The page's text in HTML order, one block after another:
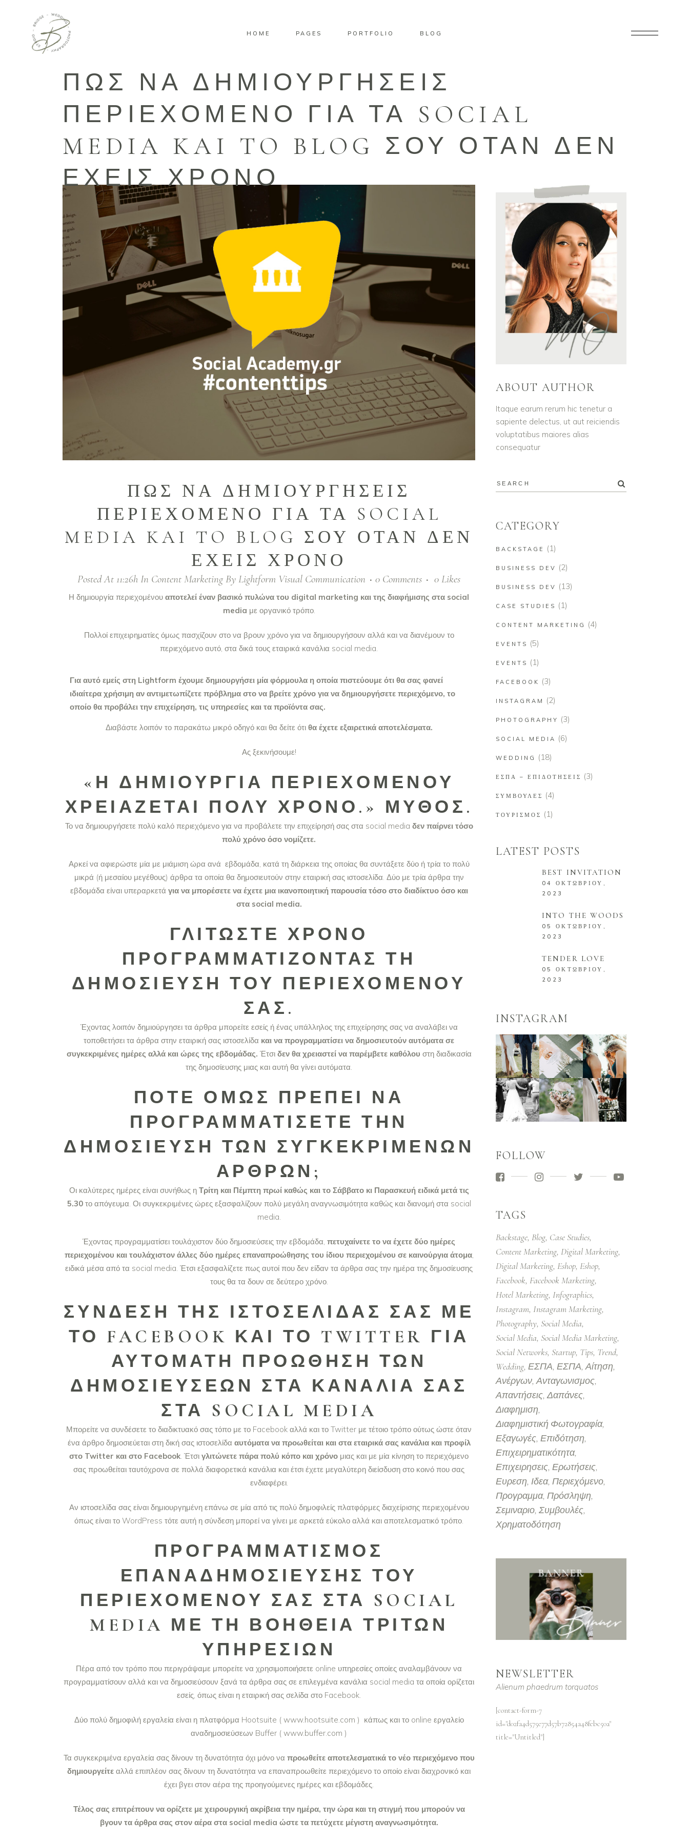
HOME PAGES PORTFOLIO BLOG
ΠΩΣ ΝΑ ΔΗΜΙΟΥΡΓΗΣΕΙΣ
ΠΕΡΙΕΧΟΜΕΝΟ ΓΙΑ ΤΑ SOCIAL
MEDIA KAI TO BLOG ΣΟΥ ΟΤΑΝ ΔΕΝ
ΕΧΕΙΣ ΧΡΟΝΟ
ΠΩΣ ΝΑ ΔΗΜΙΟΥΡΓΗΣΕΙΣ
ΠΕΡΙΕΧΟΜΕΝΟ ΓΙΑ ΤΑ SOCIAL
MEDIA KAI TO BLOG ΣΟΥ ΟΤΑΝ ΔΕΝ
ΕΧΕΙΣ ΧΡΟΝΟ
Posted At 11:26h In Content Marketing By Lightform Visual Communication 0 Comments 0 Likes
Η δημιουργία περιεχομένου αποτελεί έναν βασικό πυλώνα του digital marketing και της διαφήμισης στα social
media με οργανικό τρόπο.
Πολλοί επιχειρηματίες όμως πασχίζουν στο να βρουν χρόνο για να δημιουργήσουν αλλά και να διανέμουν το
περιεχόμενο αυτό, στα δικά τους εταιρικά κανάλια social media.
Για αυτό εμείς στη Lightform έχουμε δημιουργήσει μία φόρμουλα η οποία πιστεύουμε ότι θα σας φανεί
ιδιαίτερα χρήσιμη αν αντιμετωπίζετε πρόβλημα στο να βρείτε χρόνο για να δημιουργήσετε περιεχόμενο, το
οποίο θα προβάλει την επιχείρηση, τις υπηρεσίες και τα προϊόντα σας.
Διαβάστε λοιπόν το παρακάτω μικρό οδηγό και θα δείτε ότι θα έχετε εξαιρετικά αποτελέσματα.
Ας ξεκινήσουμε!
«Η ΔΗΜΙΟΥΡΓΊΑ ΠΕΡΙΕΧΟΜΈΝΟΥ
ΧΡΕΙΆΖΕΤΑΙ ΠΟΛΎ ΧΡΌΝΟ.» ΜΎΘΟΣ.
Το να δημιουργήσετε πολύ καλό περιεχόμενο για να προβάλετε την επιχείρησή σας στα social media δεν παίρνει τόσο
πολύ χρόνο όσο νομίζετε.
Αρκεί να αφιερώστε μία με μιάμιση ώρα ανά εβδομάδα, κατά τη διάρκεια της οποίας θα συντάξετε δύο ή τρία το πολύ
μικρά (ή μεσαίου μεγέθους) άρθρα τα οποία θα δημοσιευτούν στην εταιρική σας ιστοσελίδα. Δύο με τρία άρθρα την
εβδομάδα είναι υπεραρκετά για να μπορέσετε να έχετε μια ικανοποιητική παρουσία τόσο στο διαδίκτυο όσο και
στα social media.
ΓΛΙΤΏΣΤΕ ΧΡΌΝΟ
ΠΡΟΓΡΑΜΜΑΤΊΖΟΝΤΑΣ ΤΗ
ΔΗΜΟΣΊΕΥΣΗ ΤΟΥ ΠΕΡΙΕΧΟΜΈΝΟΥ
ΣΑΣ.
Έχοντας λοιπόν δημιούργησει τα άρθρα μπορείτε εσείς ή ένας υπάλληλος της επιχείρησης σας να αναλάβει να
τοποθετήσει τα άρθρα στην εταιρική σας ιστοσελίδα και να προγραμματίσει να δημοσιευτούν αυτόματα σε
συγκεκριμένες ημέρες αλλά και ώρες της εβδομάδας. Έτσι δεν θα χρειαστεί να παρέμβετε καθόλου στη διαδικασία
της δημοσίευσης μιας και αυτή θα γίνει αυτόματα.
ΠΟΤΈ ΌΜΩΣ ΠΡΈΠΕΙ ΝΑ
ΠΡΟΓΡΑΜΜΑΤΊΣΕΤΕ ΤΗΝ
ΔΗΜΟΣΊΕΥΣΗ ΤΩΝ ΣΥΓΚΕΚΡΙΜΈΝΩΝ
ΆΡΘΡΩΝ;
Οι καλύτερες ημέρες είναι συνήθως ηΤρίτη και Πέμπτη πρωί καθώς και το Σάββατο κι Παρασκευή ειδικά μετά τις
5.30το απόγευμα. Οι συγκεκριμένες ώρες εξασφαλίζουν πολύ μεγάλη αναγνωσιμότητα καθώς και διανομή στα social
media.
Έχοντας προγραμματίσει τουλάχιστον δύο δημοσιεύσεις την εβδομάδα, πετυχαίνετε το να έχετε δύο ημέρες
περιεχομένου και τουλάχιστον άλλες δύο ημέρες επαναπροώθησης του ίδιου περιεχομένου σε καινούργια άτομα,
ειδικά μέσα από τα social media. Έτσι εξασφαλίζετε πως αυτοί που δεν είδαν τα άρθρα σας την ημέρα της δημοσίευσης
τους θα τα δουν σε δεύτερο χρόνο.
ΣΎΝΔΕΣΗ ΤΗΣ ΙΣΤΟΣΕΛΊΔΑΣ ΣΑΣ ΜΕ
ΤΟ FACEBOOK ΚΑΙ ΤΟ TWITTER ΓΙΑ
ΑΥΤΌΜΑΤΗ ΠΡΟΏΘΗΣΗ ΤΩΝ
ΔΗΜΟΣΙΕΎΣΕΩΝ ΣΤΑ ΚΑΝΆΛΙΑ ΣΑΣ
ΣΤΑ SOCIAL MEDIA
Μπορείτε να συνδέσετε το διαδικτυακό σας τόπο με το Facebook αλλά και το Twitter με τέτοιο τρόπο ούτως ώστε όταν
ένα άρθρο δημοσιεύεται στη δική σας ιστοσελίδα αυτόματα να προωθείται και στα εταιρικά σας κανάλια και προφίλ
στο Twitter και στο Facebook. Έτσι γλιτώνετε πάρα πολύ κόπο και χρόνο μιας και με μία κίνηση το περιεχόμενο
σας προωθείται ταυτόχρονα σε πολλά διαφορετικά κανάλια και έτσι έχετε μεγαλύτερη διείσδυση στο κοινό που σας
ενδιαφέρει.
Αν ιστοσελίδα σας είναι δημιουργημένη επάνω σε μία από τις πολύ δημοφιλείς πλατφόρμες διαχείρισης περιεχομένου
όπως είναι το WordPress τότε αυτή η σύνδεση μπορεί να γίνει με αρκετά εύκολο αλλά και αποτελεσματικό τρόπο.
ΠΡΟΓΡΑΜΜΑΤΙΣΜΌΣ
ΕΠΑΝΆΔΗΜΟΣΙΕΎΣΗΣ ΤΟΥ
ΠΕΡΙΕΧΟΜΈΝΟΥ ΣΑΣ ΣΤΑ SOCIAL
MEDIA ΜΕ ΤΗ ΒΟΉΘΕΙΑ ΤΡΊΤΩΝ
ΥΠΗΡΕΣΙΏΝ
Πέρα από τον τρόπο που περιγράψαμε μπορείτε να χρησιμοποιήσετε online υπηρεσίες οποίες αναλαμβάνουν να
προγραμματίσουν αλλά και να δημοσιεύσουν ξανά τα άρθρα σας σε επιλεγμένα κανάλια social media τα οποία ορίζεται
εσείς, όπως είναι η εταιρική σας σελίδα στο Facebook.
Δύο πολύ δημοφιλή εργαλεία είναι η πλατφόρμα Hootsuite ( www.hootsuite.com ) κάπως και το online εργαλείο
αναδημοσιεύσεων Buffer ( www.buffer.com )
Τα συγκεκριμένα εργαλεία σας δίνουν τη δυνατότητα όχι μόνο να προωθείτε αποτελεσματικά το νέο περιεχόμενο που
δημιουργείτε αλλά επιπλέον σας δίνουν τη δυνατότητα να επαναπροωθείτε περιεχόμενο το οποίο είναι διαχρονικό και
έχει βγει στον αέρα της προηγούμενες ημέρες και εβδομάδες.
Τέλος σας επιτρέπουν να ορίζετε με χειρουργική ακρίβεια την ημέρα, την ώρα και τη στιγμή που μπορούν να
βγουν τα άρθρα σας στον αέρα στα social media ώστε τα πετύχετε μέγιστη αναγνωσιμότητα.
ABOUT AUTHOR
Itaque earum rerum hic tenetur a
sapiente delectus, ut aut reiciendis
voluptatibus maiores alias
consequatur
CATEGORY
BACKSTAGE (1)
BUSINESS DEV (2)
BUSINESS DEV (13)
CASE STUDIES (1)
CONTENT MARKETING (4)
EVENTS (5)
EVENTS (1)
FACEBOOK (3)
INSTAGRAM (2)
PHOTOGRAPHY (3)
SOCIAL MEDIA (6)
WEDDING (18)
ΕΣΠΑ – ΕΠΙΔΟΤΉΣΕΙΣ (3)
ΣΥΜΒΟΥΛΈΣ (4)
ΤΟΥΡΙΣΜΌΣ (1)
LATEST POSTS
BEST INVITATION
04 ΟΚΤΩΒΡΊΟΥ,
2023
INTO THE WOODS
05 ΟΚΤΩΒΡΊΟΥ,
2023
TENDER LOVE
05 ΟΚΤΩΒΡΊΟΥ,
2023
INSTAGRAM
FOLLOW
TAGS
Backstage Blog Case Studies
Content Marketing Digital Marketing
Digital Marketing Eshop Eshop
Facebook Facebook Marketing
Hotel Marketing Infographics
Instagram Instagram Marketing
Photography Social Media
Social Media Social Media Marketing
Social Networks Startup Tips Trend
Wedding ΕΣΠΑ ΕΣΠΑ Αίτηση
Ανέργων Ανταγωνισμος
Απαντήσεις Δαπάνες
Διαφημιση
Διαφημιστική Φωτογραφία
Εξαγωγές Επιδότηση
Επιχειρηματικότητα
Επιχειρησεις Ερωτήσεις
Ευρεση Ιδεα Περιεχόμενο
Προγραμμα Πρόσληψη
Σεμιναριο Συμβουλές
Χρηματοδότηση
NEWSLETTER
Alienum phaedrum torquatos
[contact-form-7
id="d02fa4d575e77d57b72854a48febc50a"
title="Untitled"]